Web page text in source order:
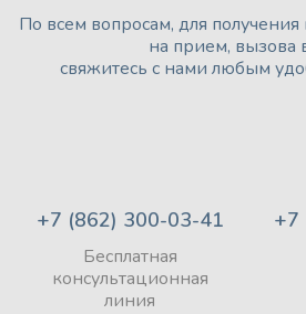
По всем вопросам, для получения
на прием, вызова
свяжитесь с нами любым
+7 (862) 300-03-41
Бесплатная
консультационная
линия
+7